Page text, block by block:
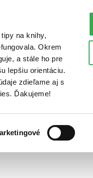
na knihy,
Okrem
a stále ho pre
lepšiu orientáciu.
zdieľame aj s
Ďakujeme!